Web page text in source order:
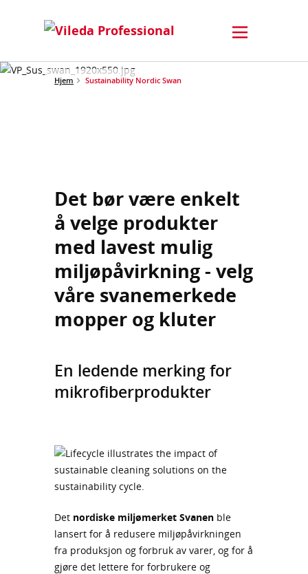
Hjem Sustainability Nordic Swan
Det bør være enkelt
å velge produkter
med lavest mulig
miljøpåvirkning - velg
våre svanemerkede
mopper og kluter
En ledende merking for
mikrofiberprodukter
Det nordiske miljømerket Svanen ble
lansert for å redusere miljøpåvirkningen
fra produksjon og forbruk av varer, og for å
gjøre det lettere for forbrukere og